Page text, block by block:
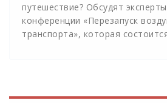
путешествие? Обсудят
конференции «Перезапуск
транспорта», которая